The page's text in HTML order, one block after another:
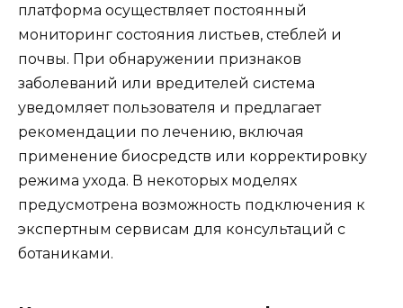
платформа осуществляет постоянный
мониторинг состояния листьев, стеблей и
почвы. При обнаружении признаков
заболеваний или вредителей система
уведомляет пользователя и предлагает
рекомендации по лечению, включая
применение биосредств или корректировку
режима ухода. В некоторых моделях
предусмотрена возможность подключения к
экспертным сервисам для консультаций с
ботаниками.